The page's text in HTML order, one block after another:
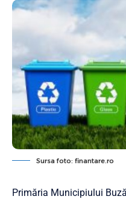
Sursa foto: finantare.ro
Primăria Municipiului